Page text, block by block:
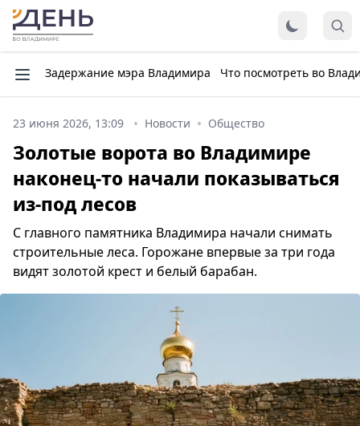
Задержание мэра Владимира Что посмотреть во
23 июня 2026, 13:09 Новости Общество
Золотые ворота во Владимире
наконец-то начали показываться
из-под лесов
С главного памятника Владимира начали снимать
строительные леса. Горожане впервые за три года
видят золотой крест и белый барабан.